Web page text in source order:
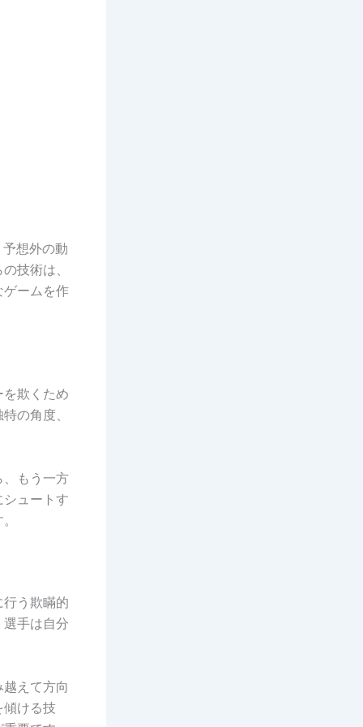
想外の動
技術は、
ゲームを作
欺くため
の角度、
、もう一方
ュートす
う欺瞞的
手は自分
えて方向
ける技